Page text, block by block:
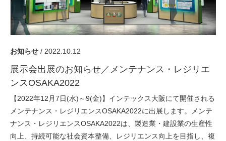
お問い合わせ / 発送先
お知らせ / 2022.10.12
展示会出展のお知らせ／メンテナンス・レジリエ
ンスOSAKA2022
【2022年12月7日(水)～9(金)】インテックス大阪にて開催される
メンテナンス・レジリエンスOSAKA2022に出展します。メンテ
ナンス・レジリエンスOSAKA2022は、製造業・建設業の生産性
向上、持続可能な社会資本整備、レジリエンス向上を目指し、複